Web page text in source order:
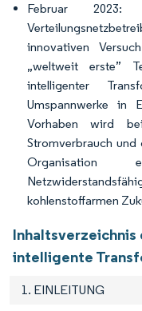
Februar
innovativen
„weltweit erste”
intelligenter
Umspannwerke in
Vorhaben wird
Stromverbrauch
Organisation
kohlenstoffarmen
Inhaltsverzeichnis
intelligente
1. EINLEITUNG